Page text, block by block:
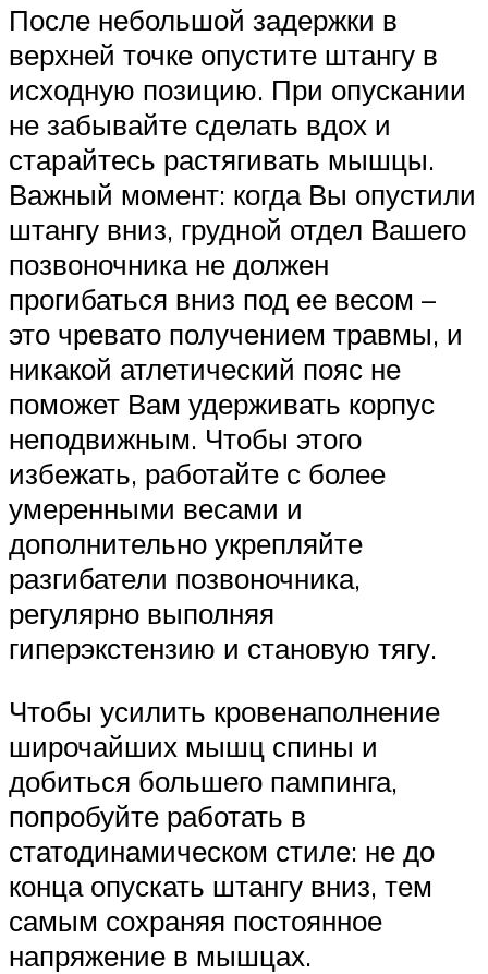
После небольшой задержки в
верхней точке опустите штангу в
исходную позицию. При опускании
не забывайте сделать вдох и
старайтесь растягивать мышцы.
Важный момент: когда Вы опустили
штангу вниз, грудной отдел Вашего
позвоночника не должен
прогибаться вниз под ее весом –
это чревато получением травмы, и
никакой атлетический пояс не
поможет Вам удерживать корпус
неподвижным. Чтобы этого
избежать, работайте с более
умеренными весами и
дополнительно укрепляйте
разгибатели позвоночника,
регулярно выполняя
гиперэкстензию и становую тягу.
Чтобы усилить кровенаполнение
широчайших мышц спины и
добиться большего пампинга,
попробуйте работать в
статодинамическом стиле: не до
конца опускать штангу вниз, тем
самым сохраняя постоянное
напряжение в мышцах.